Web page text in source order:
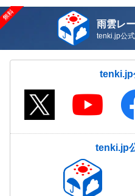
雨雲レ
tenki.jp公
tenki.jp
tenki.jp